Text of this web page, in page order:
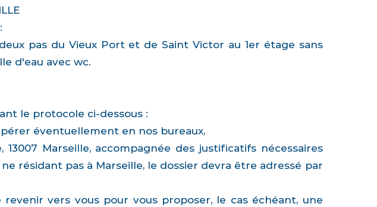
pas du Vieux Port et de Saint Victor au 1er étage sans
d'eau avec wc.
le protocole ci-dessous :
éventuellement en nos bureaux,
Marseille, accompagnée des justificatifs nécessaires
résidant pas à Marseille, le dossier devra être adressé par
vers vous pour vous proposer, le cas échéant, une